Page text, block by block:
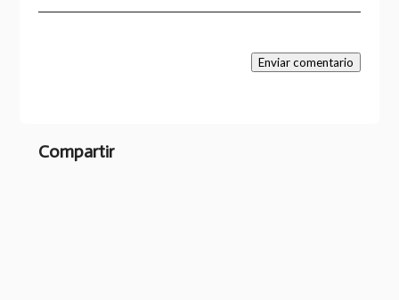
Enviar comentario
Compartir